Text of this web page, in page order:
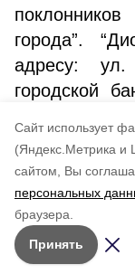
Cайт использует
(Яндекс.Метрика и
сайтом, Вы
персональных
браузера.
Принять
города”.
адресу:
городской
WhatsApp по
по
5